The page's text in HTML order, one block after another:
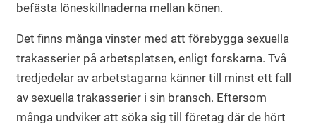
befästa löneskillnaderna mellan könen.
Det finns många vinster med att förebygga sexuella
trakasserier på arbetsplatsen, enligt forskarna. Två
tredjedelar av arbetstagarna känner till minst ett fall
av sexuella trakasserier i sin bransch. Eftersom
många undviker att söka sig till företag där de hört